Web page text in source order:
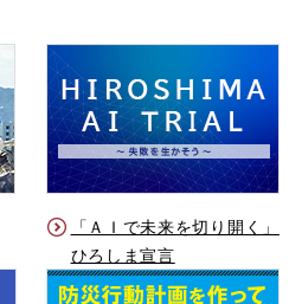
「ＡＩで未来を切り開く」
ひろしま宣言